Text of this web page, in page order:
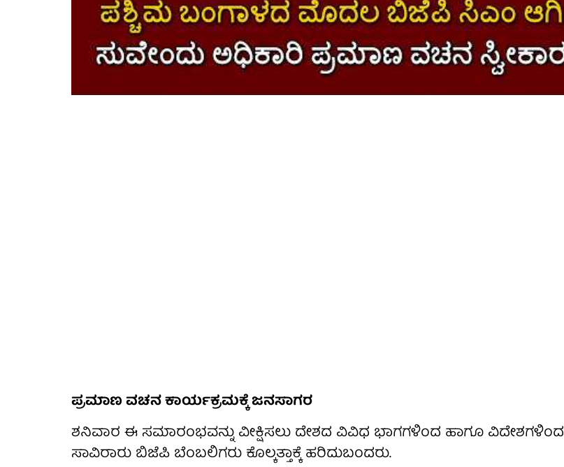
ಪ್ರಮಾಣ ವಚನ ಕಾರ್ಯಕ್ರಮಕ್ಕೆ ಜನಸಾಗರ
ಶನಿವಾರ ಈ ಸಮಾರಂಭವನ್ನು ವೀಕ್ಷಿಸಲು ದೇಶದ ವಿವಿಧ ಭಾಗಗಳಿಂದ ಹಾಗೂ ವಿದೇಶಗಳಿಂದ
ಸಾವಿರಾರು ಬಿಜೆಪಿ ಬೆಂಬಲಿಗರು ಕೊಲ್ಕತ್ತಾಕ್ಕೆ ಹರಿದುಬಂದರು.